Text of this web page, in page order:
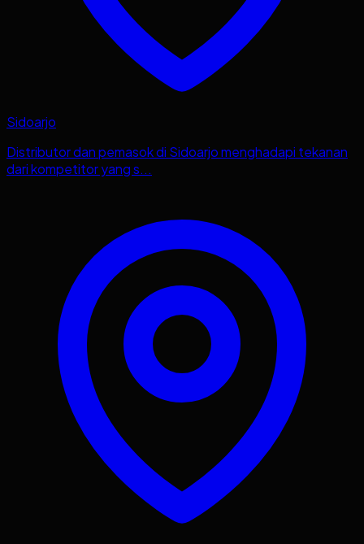
Sidoarjo
Distributor dan pemasok di Sidoarjo menghadapi tekanan
dari kompetitor yang s...